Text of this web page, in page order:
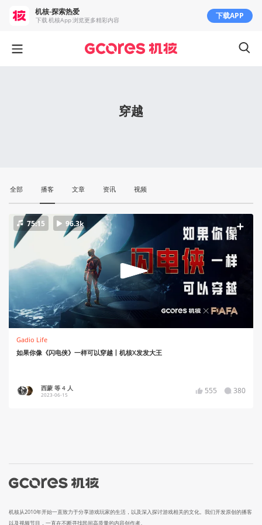
穿越
全部 播客 文章 资讯 视频
75:15 96.3k
Gadio Life
如果你像《闪电侠》一样可以穿越丨机核X发发大王
西蒙 等 4 人
2023-06-15 555 380
机核从2010年开始一直致力于分享游戏玩家的生活，以及深入探讨游戏相关的文化。我们开发原创的播客
以及视频节目，一直在不断寻找民间高质量的内容创作者。
机核-探索热爱
下载 机核App 浏览更多精彩内容 下载APP